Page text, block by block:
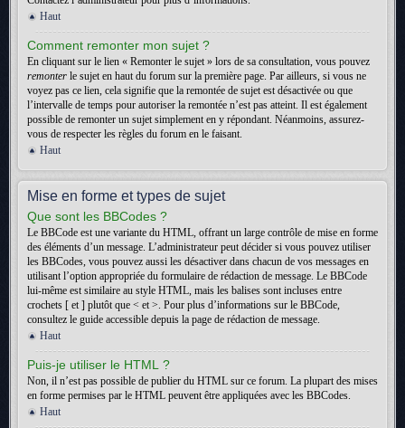
Haut
Comment remonter mon sujet ?
En cliquant sur le lien « Remonter le sujet » lors de sa consultation, vous pouvez
remonter le sujet en haut du forum sur la première page. Par ailleurs, si vous ne
voyez pas ce lien, cela signifie que la remontée de sujet est désactivée ou que
l’intervalle de temps pour autoriser la remontée n’est pas atteint. Il est également
possible de remonter un sujet simplement en y répondant. Néanmoins, assurez-
vous de respecter les règles du forum en le faisant.
Haut
Mise en forme et types de sujet
Que sont les BBCodes ?
Le BBCode est une variante du HTML, offrant un large contrôle de mise en forme
des éléments d’un message. L’administrateur peut décider si vous pouvez utiliser
les BBCodes, vous pouvez aussi les désactiver dans chacun de vos messages en
utilisant l’option appropriée du formulaire de rédaction de message. Le BBCode
lui-même est similaire au style HTML, mais les balises sont incluses entre
crochets [ et ] plutôt que < et >. Pour plus d’informations sur le BBCode,
consultez le guide accessible depuis la page de rédaction de message.
Haut
Puis-je utiliser le HTML ?
Non, il n’est pas possible de publier du HTML sur ce forum. La plupart des mises
en forme permises par le HTML peuvent être appliquées avec les BBCodes.
Haut